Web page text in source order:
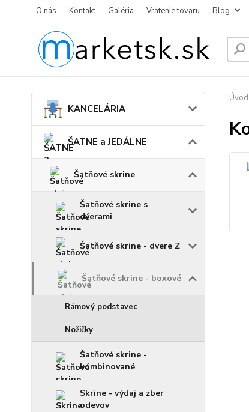
O nás Kontakt Galéria Vrátenie tovaru Blog
KANCELÁRIA
ŠATNE a JEDÁLNE
Šatňové skrine
Šatňové skrine s
dverami
Šatňové skrine - dvere Z
Šatňové skrine - boxové
Rámový podstavec
Nožičky
Šatňové skrine -
kombinované
Skrine - výdaj a zber
odevov
Úvod